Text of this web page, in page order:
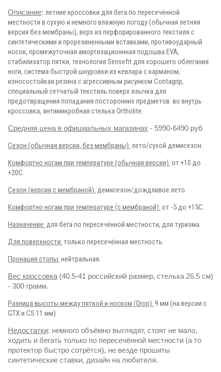
Описание: летние кроссовки для бега по пересечённой
местности в сухую и немного влажную погоду (обычная летняя
версия без мембраны), верх из перфорированного текстиля с
синтетическими и прорезиненными вставками, противоударный
носок, промежуточная амортизационнная подошва EVA,
стабилизатор пятки, технология Sensefit для хорошего облегания
ноги, система быстрой шнуровки из кевлара с карманом,
износостойкая резина с агрессивным рисунком Contagrip,
специальный сетчатый текстиль поверх язычка для
предотвращения попадания посторонних предметов во внутрь
кроссовка, антимикробная стелька Ortholite.
Средняя цена в официальных магазинах - 5990-6490 руб
Сезон (обычная версия, без мембраны): лето/сухой демисезон.
Комфортно ногам при температуре (обычная версия): от +10 до
+20С.
Сезон (версия с мембраной): демисезон/дождливое лето.
Комфортно ногам при температуре (с мембраной): от -5 до +15С.
Назначение: для бега по пересечённой местности, для туризма.
Для поверхности: только пересечённая местность.
Пронация стопы: нейтральная.
Вес кроссовка (40.5-41 российский размер, стелька 26.5 см)
- 300 грамм.
Разница высоты между пяткой и носком (Drop): 9 мм (на версии с
GTX и CS 11 мм).
Недостатки: немного объёмно выглядят, стоят не мало,
ходить и бегать только по пересечённой местности (а то
протектор быстро сотрётся), не везде прошиты
синтетические ставки, дизайн на любителя.